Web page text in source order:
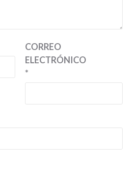
CORREO
ELECTRÓNICO
*